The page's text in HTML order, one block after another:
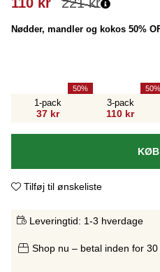
Nødder, mandler og kokos 50%
1-pack
37 kr
50
3-pack
110 kr
50
KØB
Tilføj til ønskeliste
Leveringtid: 1-3 hverdage
Shop nu – betal inden for